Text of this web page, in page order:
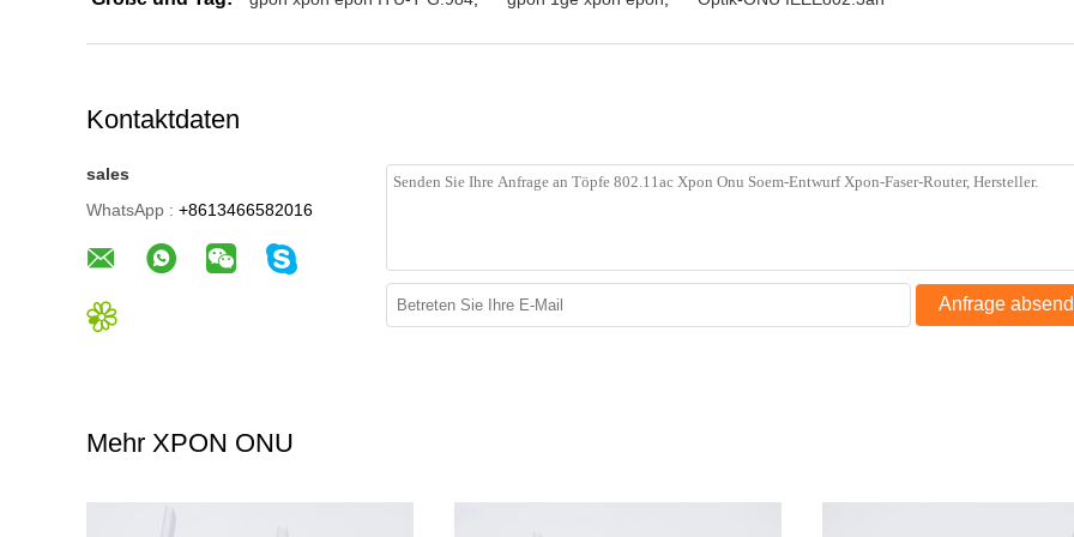
Kontaktdaten
sales
WhatsApp : +8613466582016
Anfrage
Mehr XPON ONU